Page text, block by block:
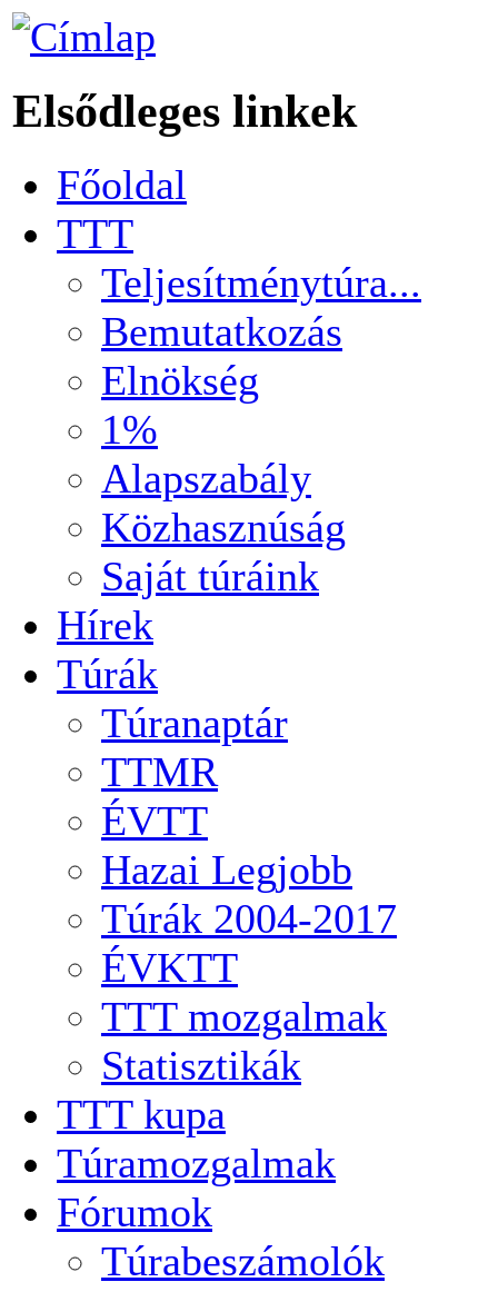
Elsődleges linkek
Főoldal
TTT
Teljesítménytúra...
Bemutatkozás
Elnökség
1%
Alapszabály
Közhasznúság
Saját túráink
Hírek
Túrák
Túranaptár
TTMR
ÉVTT
Hazai Legjobb
Túrák 2004-2017
ÉVKTT
TTT mozgalmak
Statisztikák
TTT kupa
Túramozgalmak
Fórumok
Túrabeszámolók